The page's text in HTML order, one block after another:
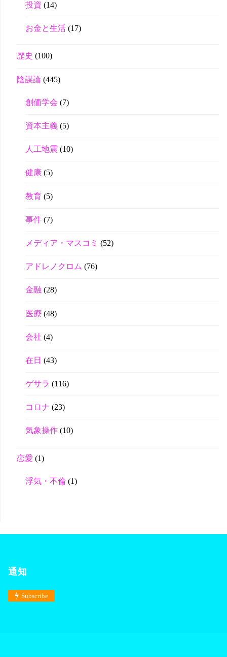
投資 (14)
お金と生活(17)
歴史 (100)
陰謀論 (445)
創価学会 (7)
資本主義(5)
人工地震 (10)
健康(5)
教育(5)
事件(7)
メディア・マスコミ (52)
アドレノクロム (76)
金融 (28)
医療 (48)
会社 (4)
在日 (43)
ゲサラ (116)
コロナ (23)
気象操作(10)
恋愛 (1)
浮気・不倫 (1)
通知
Subscribe